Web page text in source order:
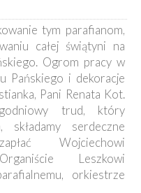
tym parafianom,
całej świątyni na
Ogrom pracy w
Pańskiego i dekoracje
Pani Renata Kot.
trud, który
składamy serdeczne
Wojciechowi
Leszkowi
orkiestrze